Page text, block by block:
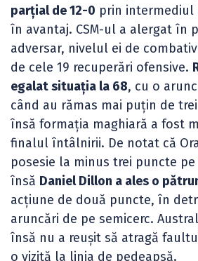
parțial de 12-0 prin intermediul
în avantaj. CSM-ul a alergat în
adversar, nivelul ei de
de cele 19 recuperări ofensive.
egalat situația la 68, cu o
când au rămas mai puțin de
însă formația maghiară a fost
finalul întâlnirii. De notat că
posesie la minus trei puncte
însă Daniel Dillon a ales o
acțiune de două puncte, în
aruncări de pe semicerc.
însă nu a reușit să atragă
o vizită la linia de pedeapsă.